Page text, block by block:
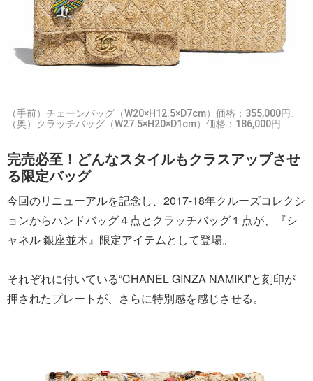
（手前）チェーンバッグ（W20×H12.5×D7cm）価格：355,000円、
（奥）クラッチバッグ（W27.5×H20×D1cm）価格：186,000円
完売必至！どんなスタイルもクラスアップさせ
る限定バッグ
今回のリニューアルを記念し、2017-18年クルーズコレクシ
ョンからハンドバッグ４点とクラッチバッグ１点が、『シ
ャネル 銀座並木』限定アイテムとして登場。
それぞれに付いている“CHANEL GINZA NAMIKI”と刻印が
押されたプレートが、さらに特別感を感じさせる。